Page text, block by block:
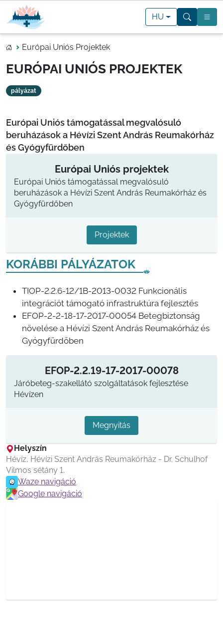
HU
Európai Uniós Projektek
EURÓPAI UNIÓS PROJEKTEK
pályázat
Európai Uniós támogatással megvalósuló
beruházások a Hévízi Szent András Reumakórház
és Gyógyfürdőben
Európai Uniós projektek
Európai Uniós támogatással megvalósuló
beruházások a Hévízi Szent András Reumakórház és
Gyógyfürdőben
Projektek
KORÁBBI PÁLYÁZATOK
TIOP-2.2.6-12/1B-2013-0032 Funkcionális
integrációt támogató infrastruktúra fejlesztés
EFOP-2-2-18-17-2017-00054 Betegbiztonság
növelése a Hévízi Szent András Reumakórház és
Gyógyfürdőben
EFOP-2.2.19-17-2017-00078
Járóbeteg-szakellátó szolgáltatások fejlesztése
Hévízen
Megnyitás
Helyszín
Hévíz, Hévízi Szent András Reumakórház - Dr. Schulhof
Vilmos sétány 1.
Waze navigáció
Google navigáció